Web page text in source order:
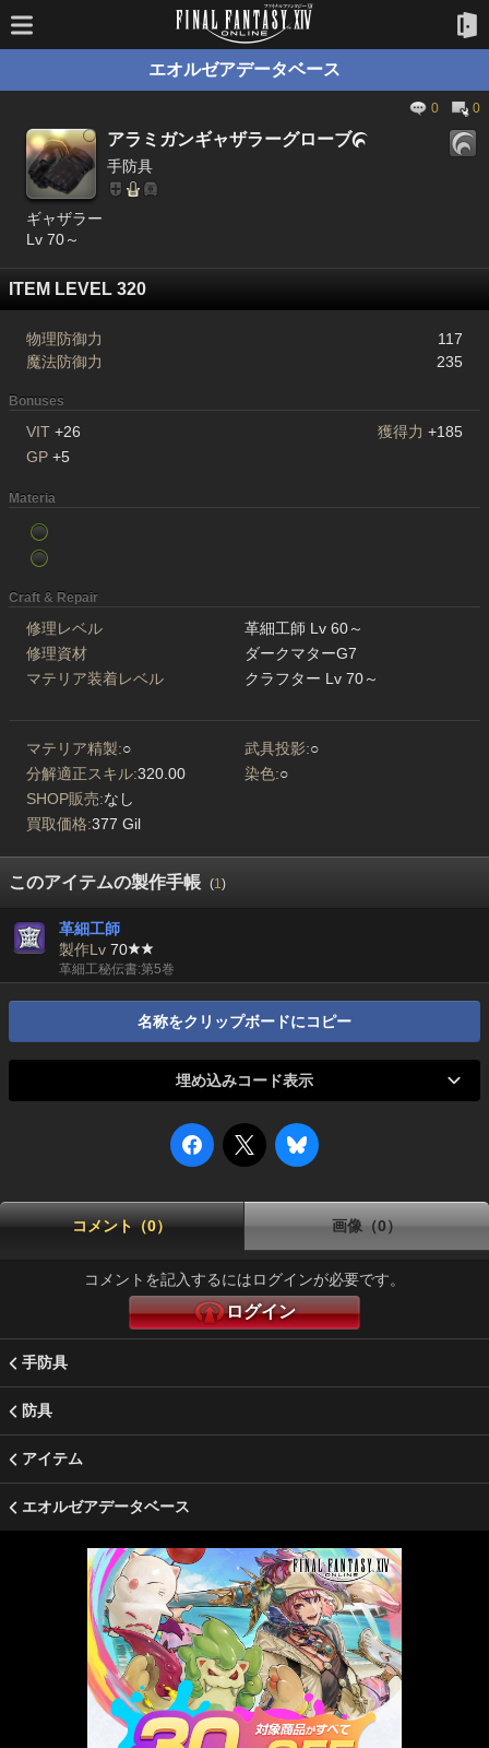
エオルゼアデータベース
0 0
アラミガンギャザラーグローブ
手防具
ギャザラー
Lv 70～
ITEM LEVEL 320
物理防御力
117
魔法防御力
235
Bonuses
VIT +26 獲得力 +185
GP +5
Materia
Craft & Repair
修理レベル
革細工師 Lv 60～
修理資材
ダークマターG7
マテリア装着レベル
クラフター Lv 70～
マテリア精製:○ 武具投影:○
分解適正スキル:320.00 染色:○
SHOP販売:なし
買取価格:377 Gil
このアイテムの製作手帳 (1)
革細工師
製作Lv 70
革細工秘伝書:第5巻
名称をクリップボードにコピー
埋め込みコード表示
コメント（0） 画像（0）
コメントを記入するにはログインが必要です。
ログイン
手防具
防具
アイテム
エオルゼアデータベース